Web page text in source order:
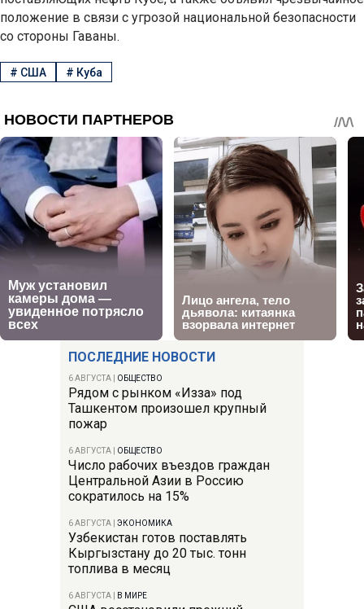
ПОСЛЕДНИЕ НОВОСТИ
6 АВГУСТА ОБЩЕСТВО
Рядом с рынком «Изза» под
Ташкентом произошел крупный
пожар
6 АВГУСТА ОБЩЕСТВО
Число рабочих въездов граждан
Центральной Азии в Россию
сократилось на 15%
6 АВГУСТА ЭКОНОМИКА
Узбекистан готов поставлять
Кыргызстану до 20 тыс. тонн
топлива в месяц
6 АВГУСТА В МИРЕ
положение в связи с угрозой национальной безопасности
со стороны Гаваны.
# США # Куба